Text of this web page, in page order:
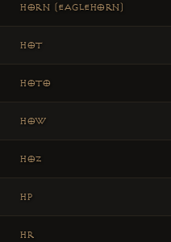
HORN (EAGLEHORN)
HOT
HOTO
HOW
HOZ
HP
HR